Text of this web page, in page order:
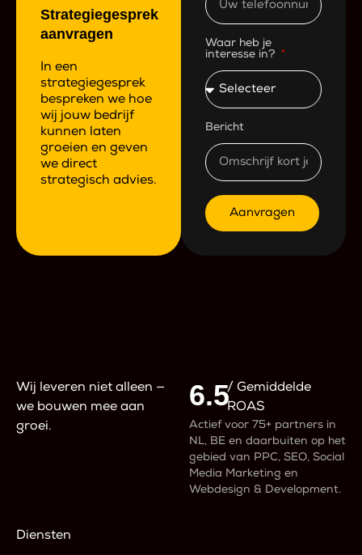
Waar heb je
interesse in?
Bericht
Aanvragen
Strategiegesprek
aanvragen
In een
strategiegesprek
bespreken we hoe
wij jouw bedrijf
kunnen laten
groeien en geven
we direct
strategisch advies.
Wij leveren niet alleen —
we bouwen mee aan
groei.
6.5/ Gemiddelde
ROAS
Actief voor 75+ partners in
NL, BE en daarbuiten op het
gebied van PPC, SEO, Social
Media Marketing en
Webdesign & Development.
Diensten